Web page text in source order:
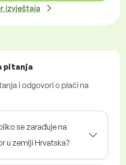
izvještaja
pitanja
i odgovori o plaći na
se zarađuje na
u zemlji Hrvatska?